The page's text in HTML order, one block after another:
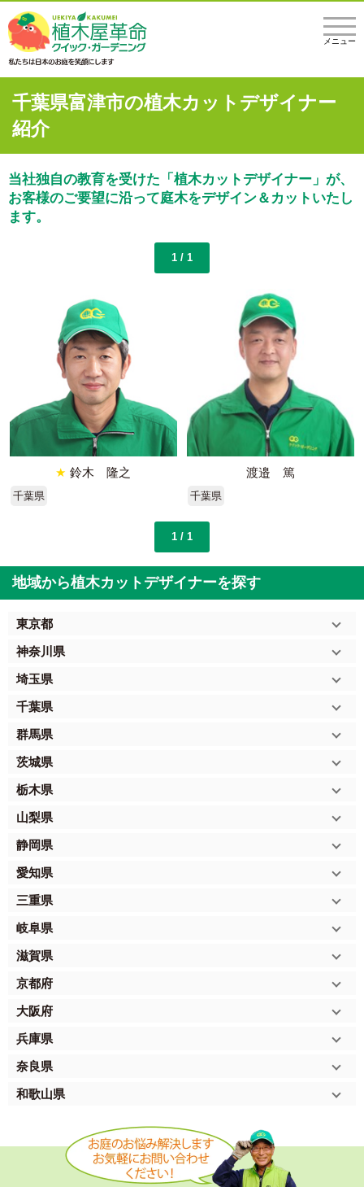
メニュー
千葉県富津市の植木カットデザイナー
紹介
当社独自の教育を受けた「植木カットデザイナー」が、
お客様のご要望に沿って庭木をデザイン＆カットいたし
ます。
1 / 1
★ 鈴木 隆之
千葉県
渡邉 篤
千葉県
1 / 1
地域から植木カットデザイナーを探す
東京都
神奈川県
埼玉県
千葉県
群馬県
茨城県
栃木県
山梨県
静岡県
愛知県
三重県
岐阜県
滋賀県
京都府
大阪府
兵庫県
奈良県
和歌山県